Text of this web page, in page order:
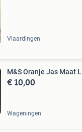
Vlaardingen
M&S Oranje Jas Maat L
€ 10,00
Wageningen